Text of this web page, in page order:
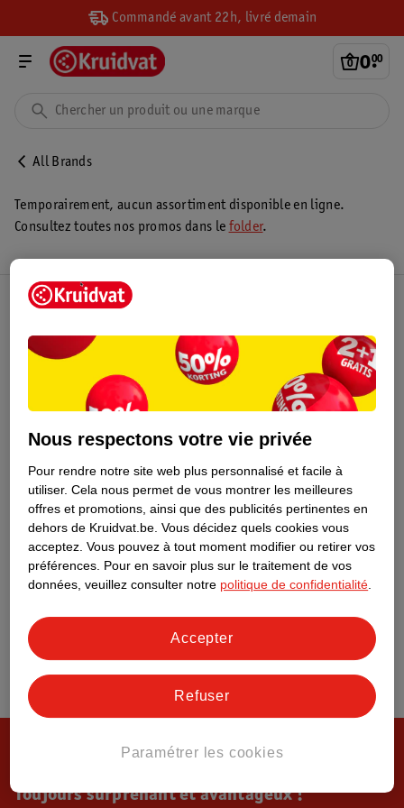
Commandé avant 22h, livré demain
0.
00
All Brands
Temporairement, aucun assortiment disponible en ligne.
Consultez toutes nos promos dans le folder.
Toujours surprenant et avantageux !
Nous respectons votre vie privée
Pour rendre notre site web plus personnalisé et facile à
utiliser. Cela nous permet de vous montrer les meilleures
offres et promotions, ainsi que des publicités pertinentes en
dehors de Kruidvat.be. Vous décidez quels cookies vous
acceptez. Vous pouvez à tout moment modifier ou retirer vos
préférences. Pour en savoir plus sur le traitement de vos
données, veuillez consulter notre politique de confidentialité
Paramétrer les cookies
Refuser
Accepter